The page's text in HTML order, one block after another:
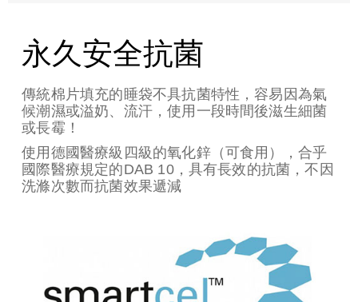
永久安全抗菌
傳統棉片填充的睡袋不具抗菌特性，容易因為氣
候潮濕或溢奶、流汗，使用一段時間後滋生細菌
或長霉！
使用德國醫療級四級的氧化鋅（可食用），合乎
國際醫療規定的DAB 10，具有長效的抗菌，不因
洗滌次數而抗菌效果遞減